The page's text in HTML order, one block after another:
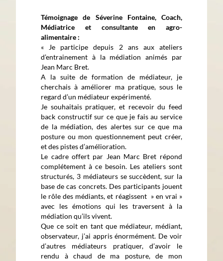
Témoignage de Séverine Fontaine, Coach,
Médiatrice et consultante en agro-
alimentaire :
« Je participe depuis 2 ans aux ateliers
d’entrainement à la médiation animés par
Jean Marc Bret.
A la suite de formation de médiateur, je
cherchais à améliorer ma pratique, sous le
regard d’un médiateur expérimenté.
Je souhaitais pratiquer, et recevoir du feed
back constructif sur ce que je fais au service
de la médiation, des alertes sur ce que ma
posture ou mon questionnement peut créer,
et des pistes d’amélioration.
Le cadre offert par Jean Marc Bret répond
complétement à ce besoin. Les ateliers sont
structurés, 3 médiateurs se succèdent, sur la
base de cas concrets. Des participants jouent
le rôle des médiants, et réagissent » en vrai »
avec les émotions qui les traversent à la
médiation qu’ils vivent.
Que ce soit en tant que médiateur, médiant,
observateur, j’ai appris énormément. De voir
d’autres médiateurs pratiquer, d’avoir le
rendu à chaud de ma posture, de mon